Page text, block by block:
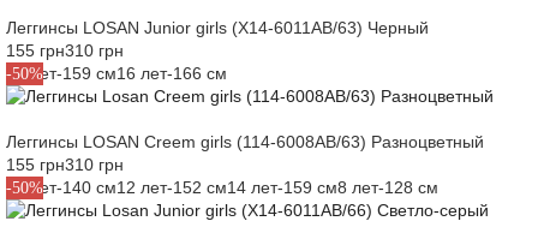
Леггинсы LOSAN Junior girls (X14-6011AB/63) Черный
155 грн310 грн
-50%
14 лет-159 см16 лет-166 см
Леггинсы LOSAN Creem girls (114-6008AB/63) Разноцветный
155 грн310 грн
-50%
10 лет-140 см12 лет-152 см14 лет-159 см8 лет-128 см